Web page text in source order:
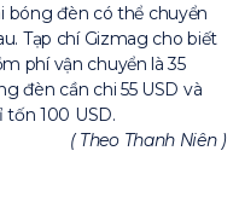
bóng đèn có thể chuyển
Tạp chí Gizmag cho biết
phí vận chuyển là 35
đèn cần chi 55 USD và
100 USD.
( Theo Thanh Niên )